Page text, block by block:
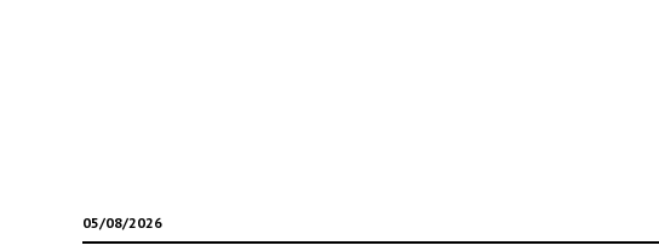
05/08/2026